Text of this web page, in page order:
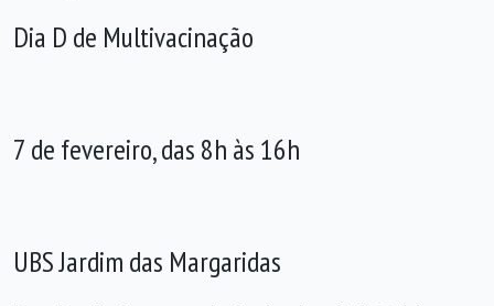
Dia D de Multivacinação
7 de fevereiro, das 8h às 16h
UBS Jardim das Margaridas